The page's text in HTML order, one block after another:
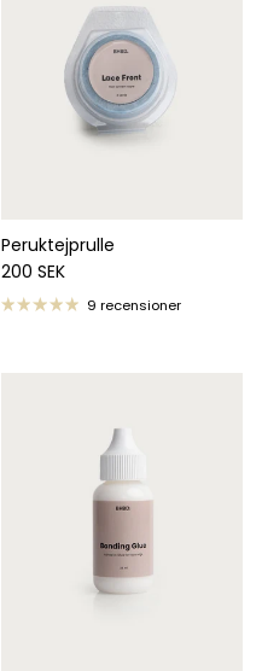
Peruktejprulle
Ordinarie pris
200 SEK
9 recensioner